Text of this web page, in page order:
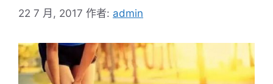
22 7 月, 2017 作者: admin